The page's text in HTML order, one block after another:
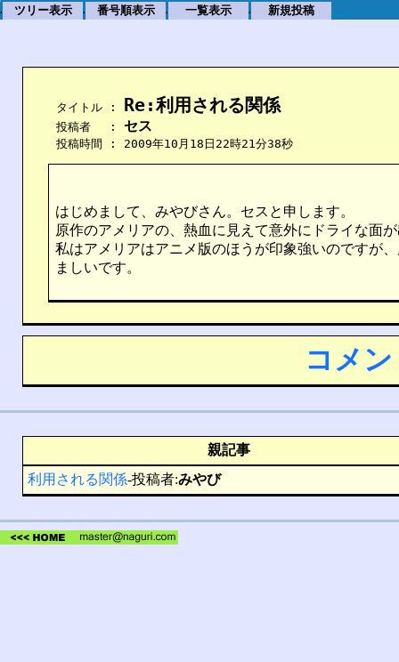
. ツリー表示 . 番号順表示 . 一覧表示 . 新規投稿
    タイトル :
Re:利用される関係
    投稿者　 :
セス
    投稿時間 : 2009年10月18日22時21分38秒
はじめまして、みやびさん。セスと申します。
原作のアメリアの、熱血に見えて意外にドライな面
私はアメリアはアニメ版のほうが印象強いのですが
ましいです。
コメ
親記事
利用される関係-投稿者:みやび